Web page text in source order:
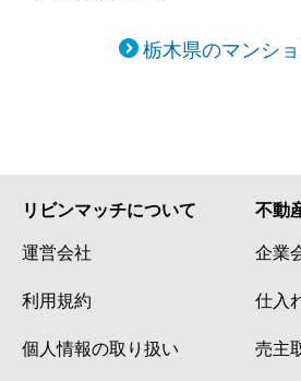
栃木県のマンシ
リビンマッチについて
運営会社
利用規約
個人情報の取り扱い
不動
企業
仕入
売主